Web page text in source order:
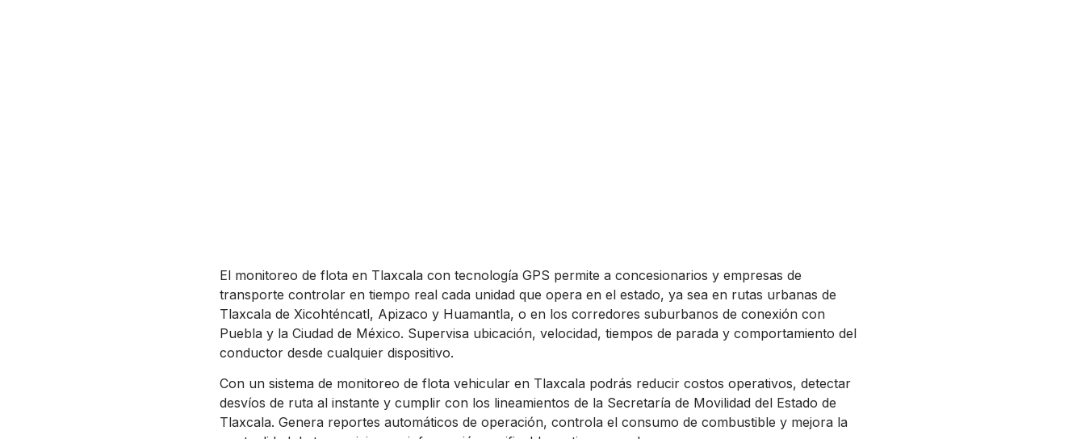
El monitoreo de flota en Tlaxcala con tecnología GPS permite a concesionarios y empresas de
transporte controlar en tiempo real cada unidad que opera en el estado, ya sea en rutas urbanas de
Tlaxcala de Xicohténcatl, Apizaco y Huamantla, o en los corredores suburbanos de conexión con
Puebla y la Ciudad de México. Supervisa ubicación, velocidad, tiempos de parada y comportamiento del
conductor desde cualquier dispositivo.
Con un sistema de monitoreo de flota vehicular en Tlaxcala podrás reducir costos operativos, detectar
desvíos de ruta al instante y cumplir con los lineamientos de la Secretaría de Movilidad del Estado de
Tlaxcala. Genera reportes automáticos de operación, controla el consumo de combustible y mejora la